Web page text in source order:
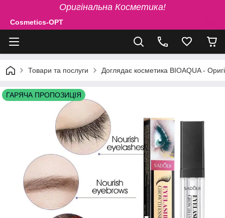
Оригінальна Косметика!
Cosmetics-OPT
Товари та послуги Доглядає косметика BIOAQUA -
ГАРЯЧА ПРОПОЗИЦІЯ